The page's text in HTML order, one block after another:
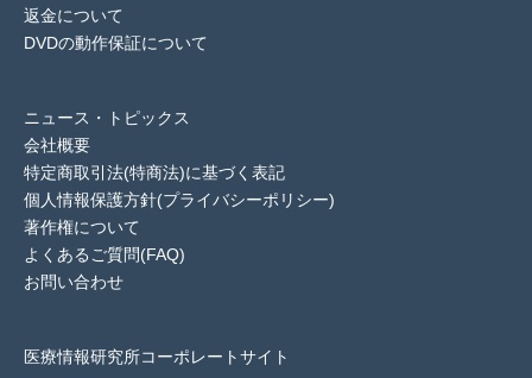
返金について
DVDの動作保証について
ニュース・トピックス
会社概要
特定商取引法(特商法)に基づく表記
個人情報保護方針(プライバシーポリシー)
著作権について
よくあるご質問(FAQ)
お問い合わせ
医療情報研究所コーポレートサイト